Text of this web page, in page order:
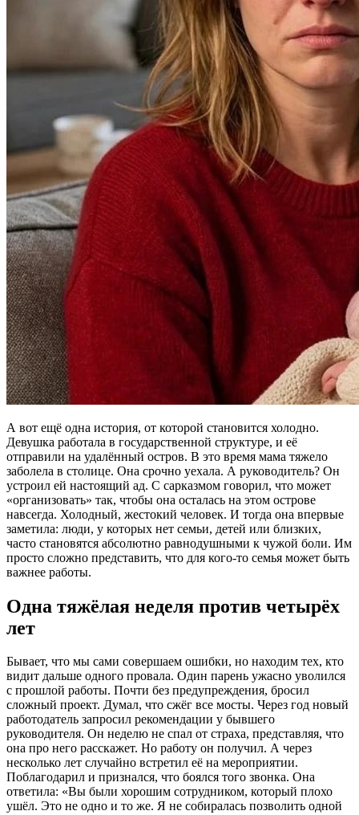
А вот ещё одна история, от которой становится холодно.
Девушка работала в государственной структуре, и её
отправили на удалённый остров. В это время мама тяжело
заболела в столице. Она срочно уехала. А руководитель? Он
устроил ей настоящий ад. С сарказмом говорил, что может
«организовать» так, чтобы она осталась на этом острове
навсегда. Холодный, жестокий человек. И тогда она впервые
заметила: люди, у которых нет семьи, детей или близких,
часто становятся абсолютно равнодушными к чужой боли. Им
просто сложно представить, что для кого-то семья может быть
важнее работы.
Одна тяжёлая неделя против четырёх
лет
Бывает, что мы сами совершаем ошибки, но находим тех, кто
видит дальше одного провала. Один парень ужасно уволился
с прошлой работы. Почти без предупреждения, бросил
сложный проект. Думал, что сжёг все мосты. Через год новый
работодатель запросил рекомендации у бывшего
руководителя. Он неделю не спал от страха, представляя, что
она про него расскажет. Но работу он получил. А через
несколько лет случайно встретил её на мероприятии.
Поблагодарил и признался, что боялся того звонка. Она
ответила: «Вы были хорошим сотрудником, который плохо
ушёл. Это не одно и то же. Я не собиралась позволить одной